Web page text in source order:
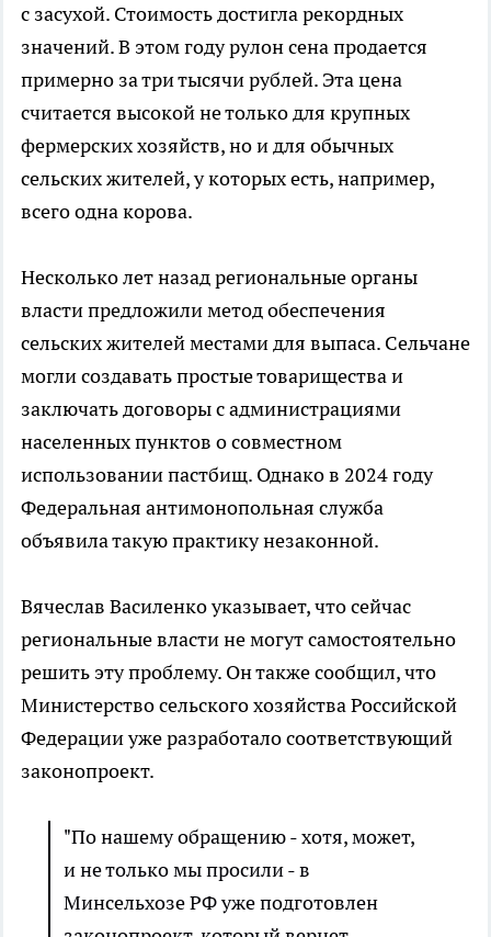
с засухой. Стоимость достигла рекордных
значений. В этом году рулон сена продается
примерно за три тысячи рублей. Эта цена
считается высокой не только для крупных
фермерских хозяйств, но и для обычных
сельских жителей, у которых есть, например,
всего одна корова.
Несколько лет назад региональные органы
власти предложили метод обеспечения
сельских жителей местами для выпаса. Сельчане
могли создавать простые товарищества и
заключать договоры с администрациями
населенных пунктов о совместном
использовании пастбищ. Однако в 2024 году
Федеральная антимонопольная служба
объявила такую практику незаконной.
Вячеслав Василенко указывает, что сейчас
региональные власти не могут самостоятельно
решить эту проблему. Он также сообщил, что
Министерство сельского хозяйства Российской
Федерации уже разработало соответствующий
законопроект.
"По нашему обращению - хотя, может,
и не только мы просили - в
Минсельхозе РФ уже подготовлен